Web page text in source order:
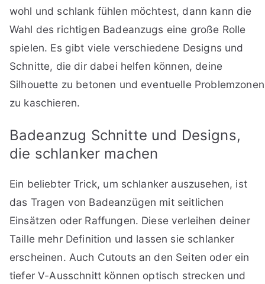
wohl und schlank fühlen möchtest, dann kann die
Wahl des richtigen Badeanzugs eine große Rolle
spielen. Es gibt viele verschiedene Designs und
Schnitte, die dir dabei helfen können, deine
Silhouette zu betonen und eventuelle Problemzonen
zu kaschieren.
Badeanzug Schnitte und Designs,
die schlanker machen
Ein beliebter Trick, um schlanker auszusehen, ist
das Tragen von Badeanzügen mit seitlichen
Einsätzen oder Raffungen. Diese verleihen deiner
Taille mehr Definition und lassen sie schlanker
erscheinen. Auch Cutouts an den Seiten oder ein
tiefer V-Ausschnitt können optisch strecken und